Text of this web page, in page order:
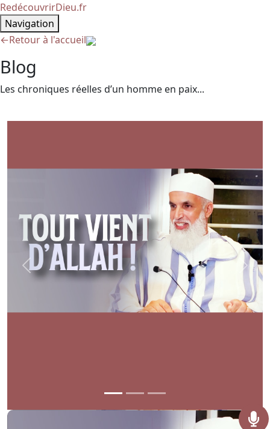
RedécouvrirDieu.fr
Navigation
←Retour à l'accueil
Blog
Les chroniques réelles d’un homme en paix...
Previous Next